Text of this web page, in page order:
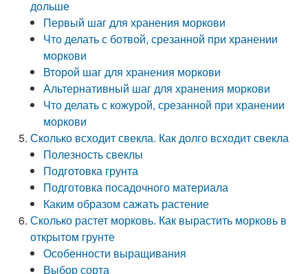
дольше
Первый шаг для хранения моркови
Что делать с ботвой, срезанной при хранении
моркови
Второй шаг для хранения моркови
Альтернативный шаг для хранения моркови
Что делать с кожурой, срезанной при хранении
моркови
Сколько всходит свекла. Как долго всходит свекла
Полезность свеклы
Подготовка грунта
Подготовка посадочного материала
Каким образом сажать растение
Сколько растет морковь. Как вырастить морковь в
открытом грунте
Особенности выращивания
Выбор сорта